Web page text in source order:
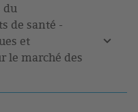
du
de santé -
et
le marché des